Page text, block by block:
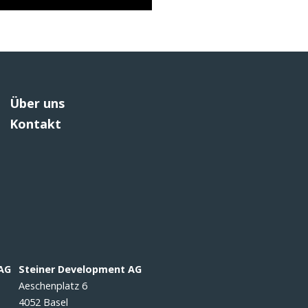
Über uns
Kontakt
Steiner Development AG
Aeschenplatz 6
4052 Basel